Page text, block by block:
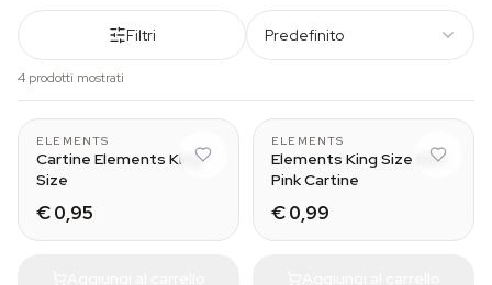
Filtri Predefinito
4 prodotti mostrati
ELEMENTS
Cartine Elements King
Size
€ 0,95
ELEMENTS
Elements King Size Slim
Pink Cartine
€ 0,99